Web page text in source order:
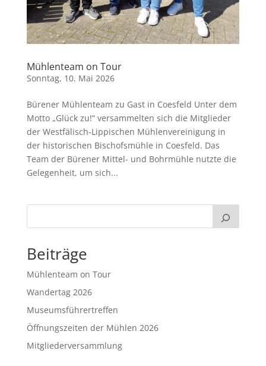
Mühlenteam on Tour
Sonntag, 10. Mai 2026
Bürener Mühlenteam zu Gast in Coesfeld Unter dem
Motto „Glück zu!“ versammelten sich die Mitglieder
der Westfälisch-Lippischen Mühlenvereinigung in
der historischen Bischofsmühle in Coesfeld. Das
Team der Bürener Mittel- und Bohrmühle nutzte die
Gelegenheit, um sich...
Beiträge
Mühlenteam on Tour
Wandertag 2026
Museumsführertreffen
Öffnungszeiten der Mühlen 2026
Mitgliederversammlung